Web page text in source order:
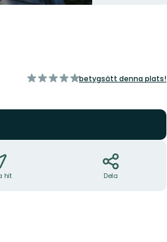
av
betygsätt denna plats!
hit Dela